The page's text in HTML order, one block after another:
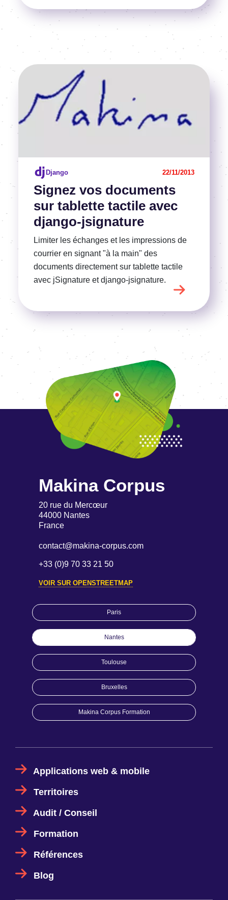
Signez vos documents
sur tablette tactile avec
django-jsignature
Django 22/11/2013
Limiter les échanges et les impressions de
courrier en signant "à la main" des
documents directement sur tablette tactile
avec jSignature et django-jsignature.
Voir l'article
Image
Applications web & mobile
Territoires
Audit / Conseil
Formation
Références
Blog
Paris
Nantes
Toulouse
Bruxelles
Makina Corpus Formation
Makina Corpus
20 rue du Mercœur
44000 Nantes
France
contact@makina-corpus.com
+33 (0)9 70 33 21 50
VOIR SUR OPENSTREETMAP